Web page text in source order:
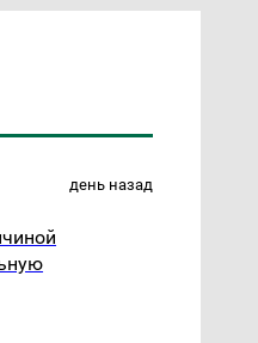
день назад